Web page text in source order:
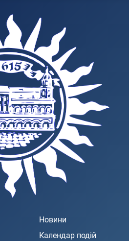
Новини
Календар подій